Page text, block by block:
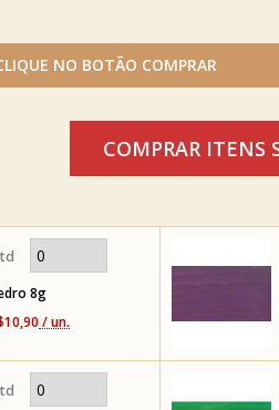
8g
/ un.